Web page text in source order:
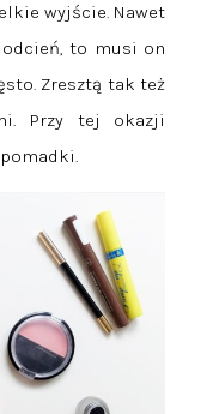
wyjście. Nawet
to musi on
Zresztą tak też
Przy tej okazji